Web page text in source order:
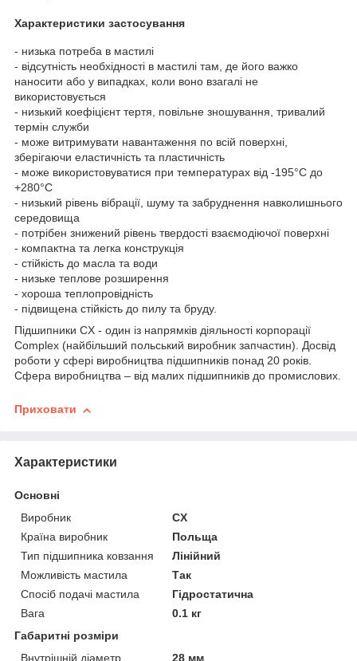
Характеристики застосування
- низька потреба в мастилі
- відсутність необхідності в мастилі там, де його важко
наносити або у випадках, коли воно взагалі не
використовується
- низький коефіцієнт тертя, повільне зношування, тривалий
термін служби
- може витримувати навантаження по всій поверхні,
зберігаючи еластичність та пластичність
- може використовуватися при температурах від -195°C до
+280°C
- низький рівень вібрації, шуму та забруднення навколишнього
середовища
- потрібен знижений рівень твердості взаємодіючої поверхні
- компактна та легка конструкція
- стійкість до масла та води
- низьке теплове розширення
- хороша теплопровідність
- підвищена стійкість до пилу та бруду.
Підшипники CX - один із напрямків діяльності корпорації
Complex (найбільший польський виробник запчастин). Досвід
роботи у сфері виробництва підшипників понад 20 років.
Сфера виробництва – від малих підшипників до промислових.
Приховати
Характеристики
Основні
Виробник
CX
Країна виробник
Польща
Тип підшипника ковзання
Лінійний
Можливість мастила
Так
Спосіб подачі мастила
Гідростатична
Вага
0.1 кг
Габаритні розміри
Внутрішній діаметр
28 мм